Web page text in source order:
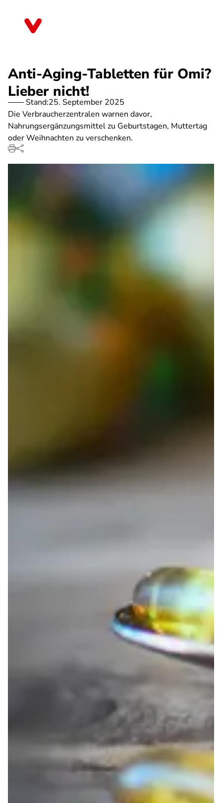
Anti-Aging-Tabletten für Omi?
Lieber nicht!
Stand:25. September 2025
Die Verbraucherzentralen warnen davor,
Nahrungsergänzungsmittel zu Geburtstagen, Muttertag
oder Weihnachten zu verschenken.